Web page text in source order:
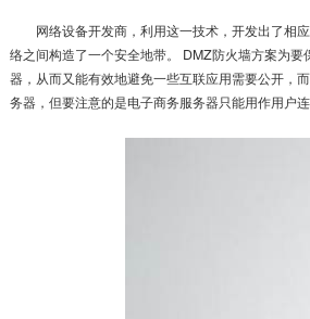
网络设备开发商，利用这一技术，开发出了相应
络之间构造了一个安全地带。 DMZ防火墙方案为
器，从而又能有效地避免一些互联应用需要公开，
务器，但要注意的是电子商务服务器只能用作用户